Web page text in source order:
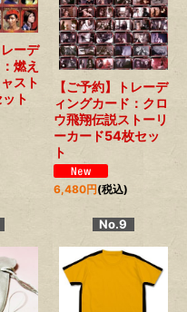
レーデ
燃え
スト
ト
【ご予約】トレーデ
ィングカード：クロ
ウ飛翔伝説ストーリ
ーカード54枚セッ
ト
6,480円(税込)
No.9